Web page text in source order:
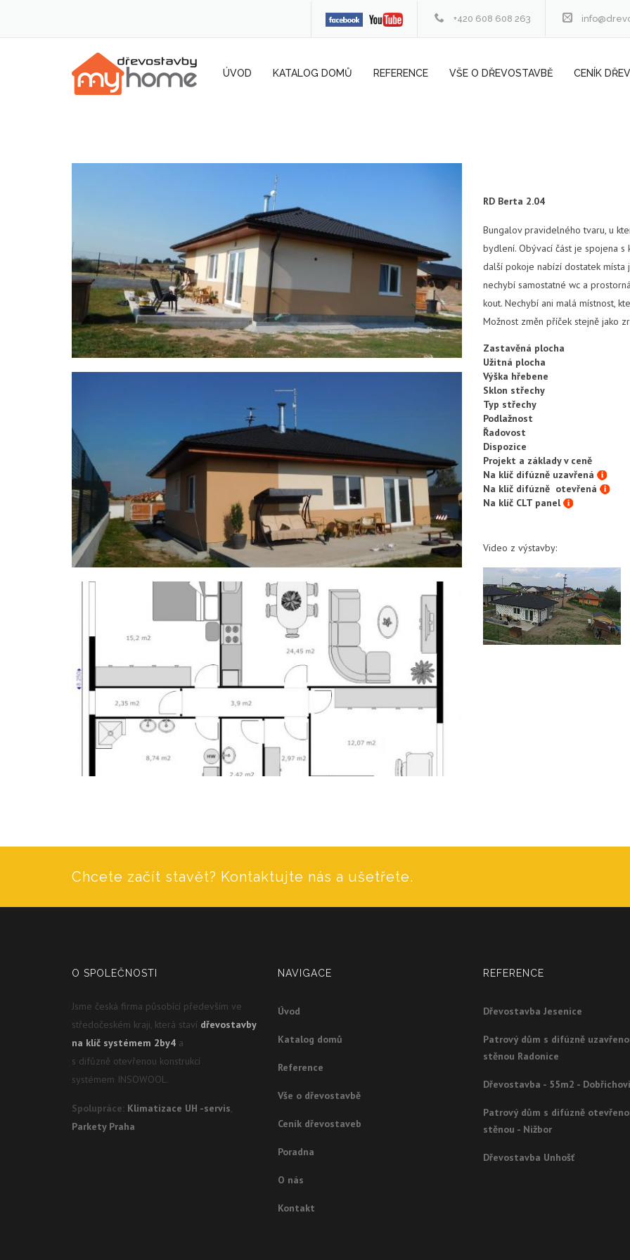
+420 608 608 263
ÚVOD KATALOG DOMŮ REFERENCE VŠE O DŘEVOSTAVBĚ CENÍK
RD Berta 2.04
Bungalov pravidelného tvaru, u
bydlení. Obývací část je spojena s
další pokoje nabízí dostatek
nechybí samostatné wc a
kout. Nechybí ani malá místnost,
Možnost změn příček stejně jako
Zastavěná plocha
Užitná plocha
Výška hřebene
Sklon střechy
Typ střechy
Podlažnost
Řadovost
Dispozice
Projekt a základy v ceně
Na klíč difúzně uzavřená
Na klíč difúzně otevřená
Na klíč CLT panel
Video z výstavby:
Chcete začít stavět? Kontaktujte nás a ušetřete.
O SPOLEČNOSTI
Jsme česká firma působící především ve
středočeském kraji, která staví dřevostavby
na klíč systémem 2by4 a
s difůzně otevřenou konstrukcí
systémem INSOWOOL.
Spolupráce: Klimatizace UH -servis,
Parkety Praha
NAVIGACE
Úvod
Katalog domů
Reference
Vše o dřevostavbě
Ceník dřevostaveb
Poradna
O nás
Kontakt
REFERENCE
Dřevostavba Jesenice
Patrový dům s difúzně
stěnou Radonice
Dřevostavba - 55m2 -
Patrový dům s difúzně
stěnou - Nižbor
Dřevostavba Unhošť